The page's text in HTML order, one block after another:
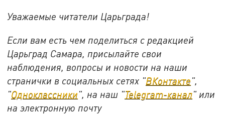
Уважаемые читатели Царьграда!
Если вам есть чем поделиться с редакцией
Царьград Самара, присылайте свои
наблюдения, вопросы и новости на наши
странички в социальных сетях "ВКонтакте",
"Одноклассники", на наш "Telegram-канал" или
на электронную почту